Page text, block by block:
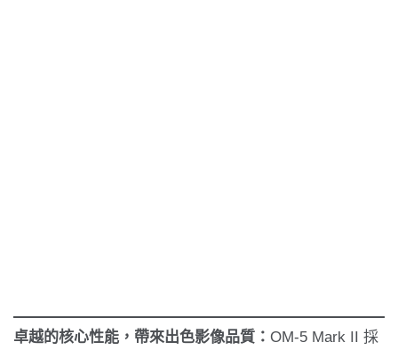
卓越的核心性能，帶來出色影像品質： OM-5 Mark II 採